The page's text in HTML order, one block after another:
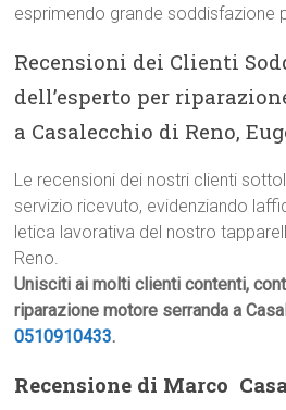
esprimendo grande soddisfazione
Recensioni dei Clienti
dell’esperto per
a Casalecchio di Reno,
Le recensioni dei nostri clienti
servizio ricevuto, evidenziando
letica lavorativa del nostro
Reno.
Unisciti ai molti clienti contenti,
riparazione motore serranda a
0510910433.
Recensione di Marco 